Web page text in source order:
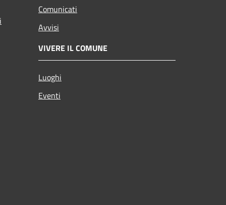
Comunicati
Avvisi
VIVERE IL COMUNE
Luoghi
Eventi